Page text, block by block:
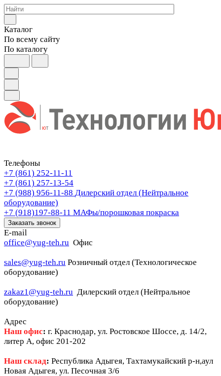
Каталог
По всему сайту
По каталогу
Телефоны
+7 (861) 252-11-11
+7 (861) 257-13-54
+7 (988) 956-11-88 Дилерский отдел (Нейтральное
оборудование)
+7 (918)197-88-11 МАФы/порошковая покраска
Заказать звонок
E-mail
office@yug-teh.ru Офис
sales@yug-teh.ru Розничный отдел (Технологическое
оборудование)
zakaz1@yug-teh.ru Дилерский отдел (Нейтральное
оборудование)
Адрес
Наш офис: г. Краснодар, ул. Ростовское Шоссе, д. 14/2,
литер А, офис 201-202
Наш склад: Республика Адыгея, Тахтамукайский р-н,аул
Новая Адыгея, ул. Песочная 3/6